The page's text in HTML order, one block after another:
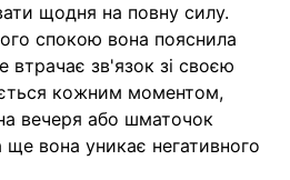
щодня на повну силу.
спокою вона пояснила
втрачає зв'язок зі своєю
кожним моментом,
вечеря або шматочок
вона уникає негативного